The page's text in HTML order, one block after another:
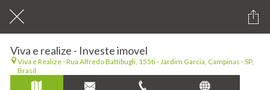
Viva e realize - Investe imovel
Viva e Realize - Rua Alfredo Battibugli, 155ti - Jardim Garcia, Campinas - SP,
Brasil